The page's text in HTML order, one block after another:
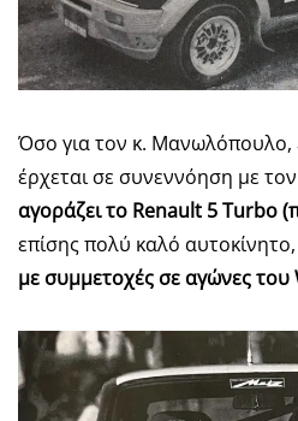
Όσο για τον κ. Μανωλόπουλο,
έρχεται σε συνεννόηση με τον
αγοράζει το Renault 5 Turbo
επίσης πολύ καλό
με συμμετοχές σε αγώνες του